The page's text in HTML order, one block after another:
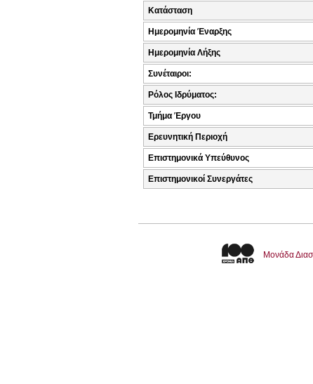
Κατάσταση
Ημερομηνία Έναρξης
Ημερομηνία Λήξης
Συνέταιροι:
Ρόλος Ιδρύματος:
Τμήμα Έργου
Ερευνητική Περιοχή
Επιστημονικά Υπεύθυνος
Επιστημονικοί Συνεργάτες
Μονάδα